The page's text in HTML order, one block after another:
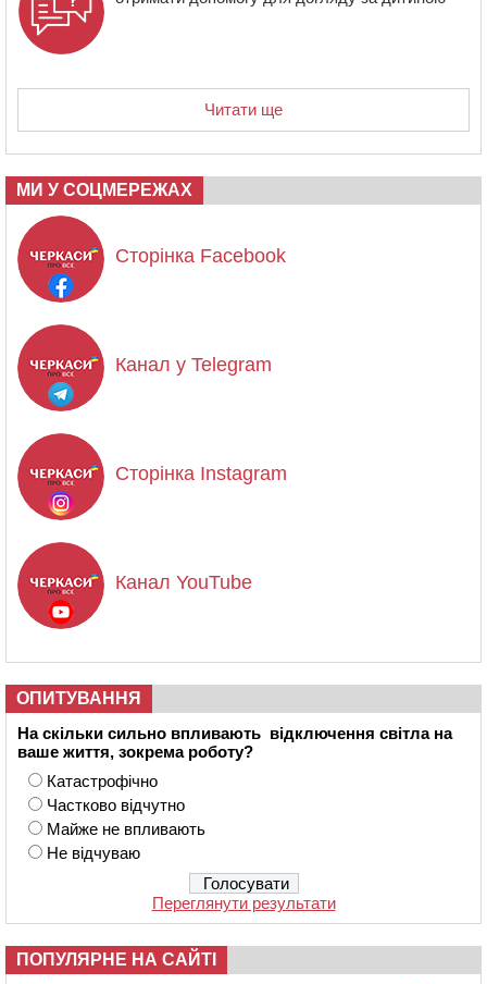
Читати ще
МИ У СОЦМЕРЕЖАХ
Сторінка Facebook
Канал у Telegram
Сторінка Instagram
Канал YouTube
ОПИТУВАННЯ
На скільки сильно впливають відключення світла на
ваше життя, зокрема роботу?
Катастрофічно
Частково відчутно
Майже не впливають
Не відчуваю
Переглянути результати
ПОПУЛЯРНЕ НА САЙТІ